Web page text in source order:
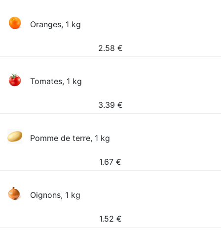
Oranges, 1 kg
2.58 €
Tomates, 1 kg
3.39 €
Pomme de terre, 1 kg
1.67 €
Oignons, 1 kg
1.52 €